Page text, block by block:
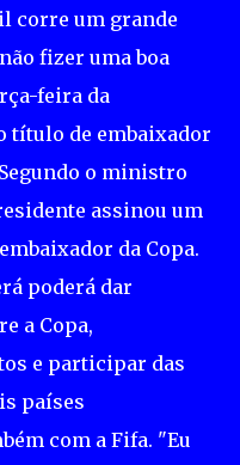
corre um grande
fizer uma boa
feira da
título de embaixador
o ministro
assinou um
da Copa.
poderá dar
a Copa,
e participar das
países
com a Fifa. "Eu